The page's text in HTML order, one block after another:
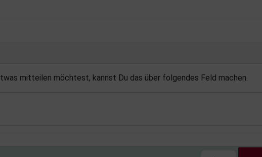
mitteilen möchtest, kannst Du das über folgendes Feld machen.